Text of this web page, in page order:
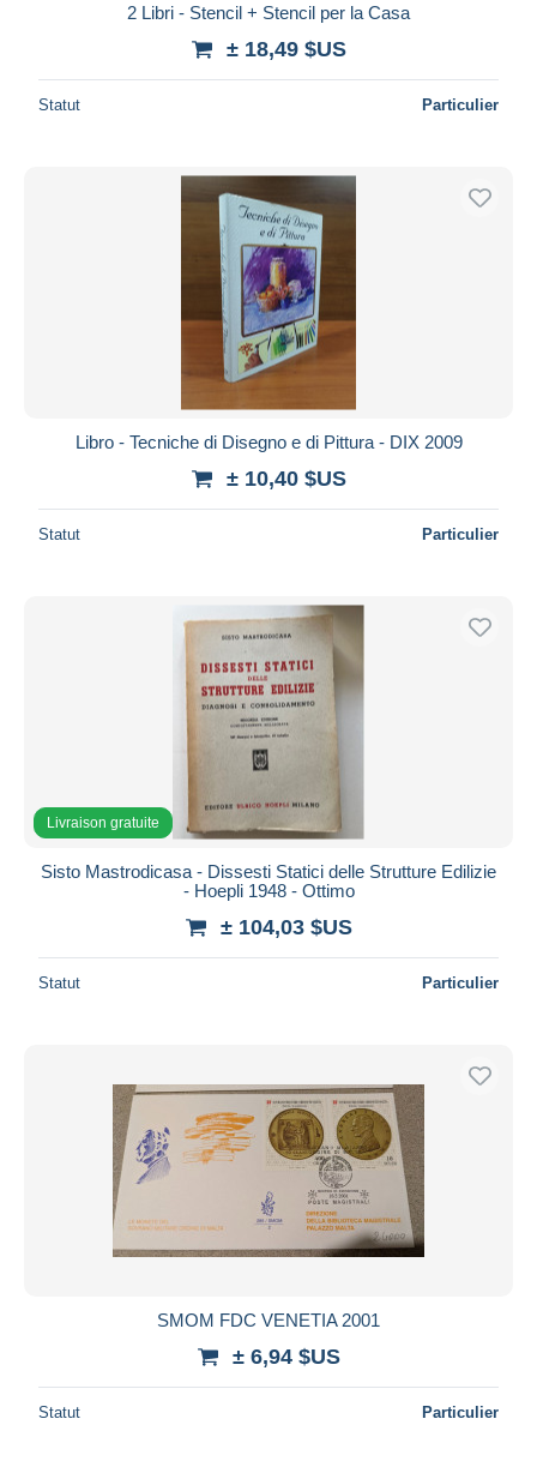
2 Libri - Stencil + Stencil per la Casa
± 18,49 $US
Statut Particulier
Libro - Tecniche di Disegno e di Pittura - DIX 2009
± 10,40 $US
Statut Particulier
Livraison gratuite
Sisto Mastrodicasa - Dissesti Statici delle Strutture Edilizie
- Hoepli 1948 - Ottimo
± 104,03 $US
Statut Particulier
SMOM FDC VENETIA 2001
± 6,94 $US
Statut Particulier